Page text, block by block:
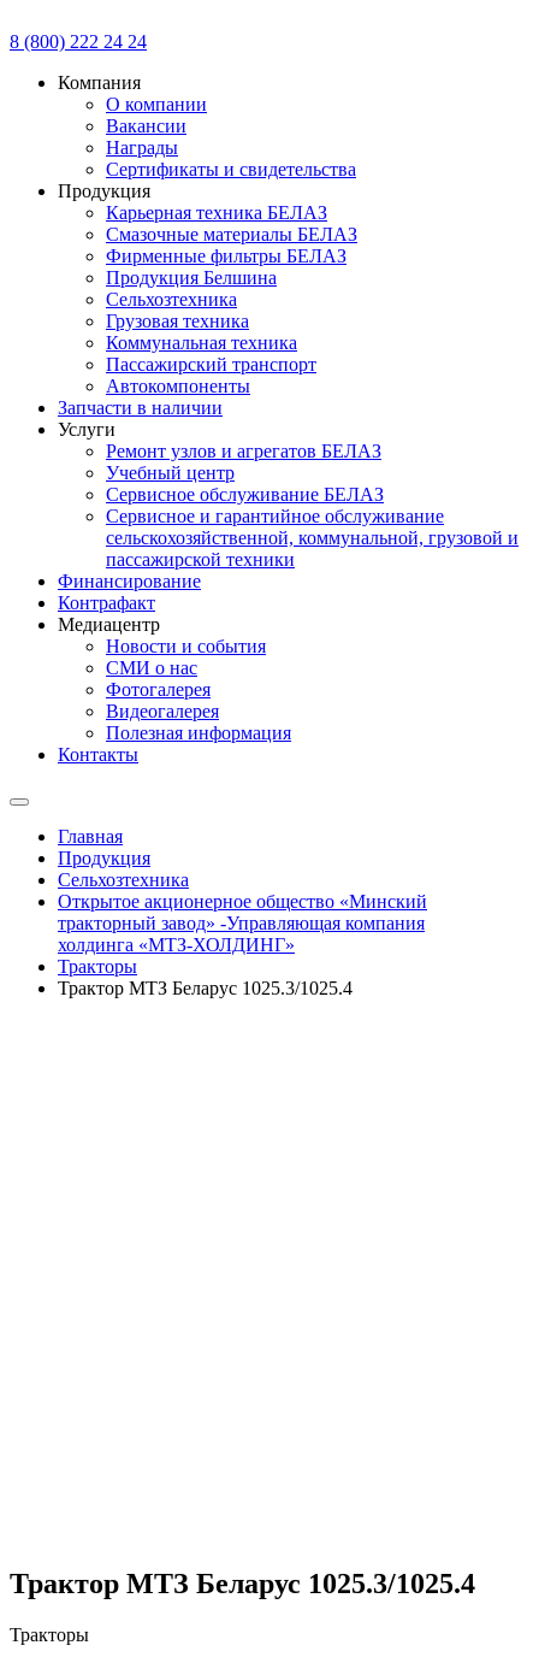
8 (800) 222 24 24
Компания
О компании
Вакансии
Награды
Сертификаты и свидетельства
Продукция
Карьерная техника БЕЛАЗ
Смазочные материалы БЕЛАЗ
Фирменные фильтры БЕЛАЗ
Продукция Белшина
Сельхозтехника
Грузовая техника
Коммунальная техника
Пассажирский транспорт
Автокомпоненты
Запчасти в наличии
Услуги
Ремонт узлов и агрегатов БЕЛАЗ
Учебный центр
Сервисное обслуживание БЕЛАЗ
Сервисное и гарантийное обслуживание
сельскохозяйственной, коммунальной, грузовой и
пассажирской техники
Финансирование
Контрафакт
Медиацентр
Новости и события
СМИ о нас
Фотогалерея
Видеогалерея
Полезная информация
Контакты
Главная
Продукция
Сельхозтехника
Открытое акционерное общество «Минский
тракторный завод» -Управляющая компания
холдинга «МТЗ-ХОЛДИНГ»
Тракторы
Трактор МТЗ Беларус 1025.3/1025.4
Трактор МТЗ Беларус 1025.3/1025.4
Тракторы